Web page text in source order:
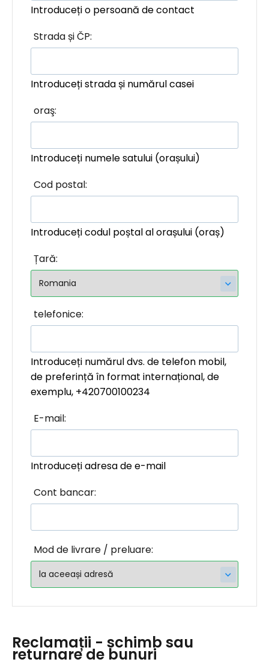
Introduceți o persoană de contact
Strada și ČP:
Introduceți strada și numărul casei
oraş:
Introduceți numele satului (orașului)
Cod postal:
Introduceți codul poștal al orașului (oraș)
Țară:
telefonice:
Introduceți numărul dvs. de telefon mobil,
de preferință în format internațional, de
exemplu, +420700100234
E-mail:
Introduceți adresa de e-mail
Cont bancar:
Mod de livrare / preluare:
Reclamații - schimb sau
returnare de bunuri